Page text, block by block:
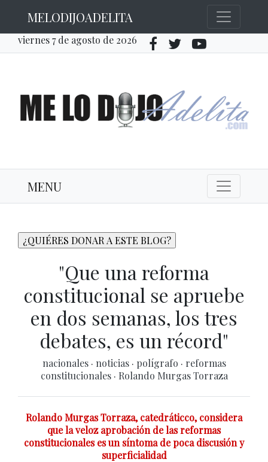
MELODIJOADELITA
viernes 7 de agosto de 2026
MENU
"Que una reforma
constitucional se apruebe
en dos semanas, los tres
debates, es un récord"
nacionales · noticias · polígrafo · reformas
constitucionales · Rolando Murgas Torraza
Rolando Murgas Torraza, catedráticco, considera
que la veloz aprobación de las reformas
constitucionales es un síntoma de poca discusión y
superficialidad